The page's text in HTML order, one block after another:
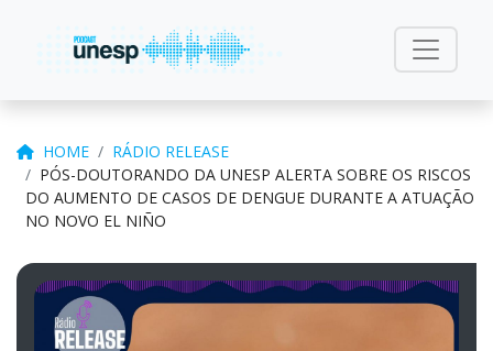
HOME
RÁDIO RELEASE
PÓS-DOUTORANDO DA UNESP ALERTA SOBRE OS RISCOS
DO AUMENTO DE CASOS DE DENGUE DURANTE A ATUAÇÃO
NO NOVO EL NIÑO